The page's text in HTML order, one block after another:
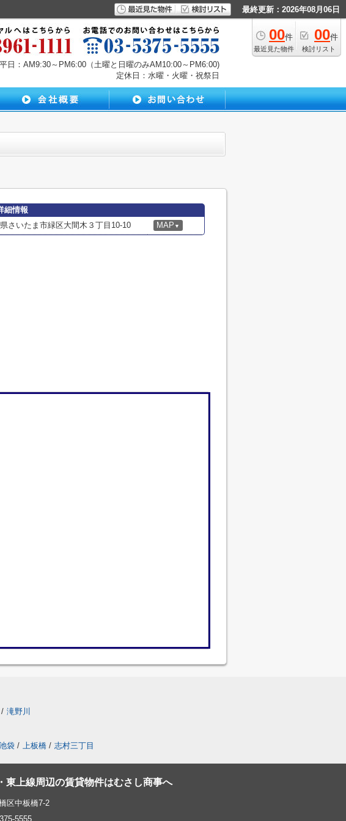
最終更新：2026年08月06日
00件
最近見た物件
00件
検討リスト
日：AM9:30～PM6:00（土曜と日曜のみAM10:00～PM6:00)
定休日：水曜・火曜・祝祭日
細情報
さいたま市緑区大間木３丁目10-10 MAP ▼
/ 滝野川
袋 / 上板橋 / 志村三丁目
東上線周辺の賃貸物件はむさし商事へ
区中板橋7-2
5555